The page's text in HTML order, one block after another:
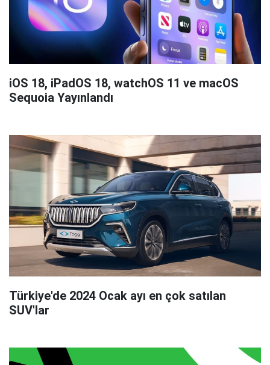
iOS 18, iPadOS 18, watchOS 11 ve macOS
Sequoia Yayınlandı
Türkiye'de 2024 Ocak ayı en çok satılan
SUV'lar